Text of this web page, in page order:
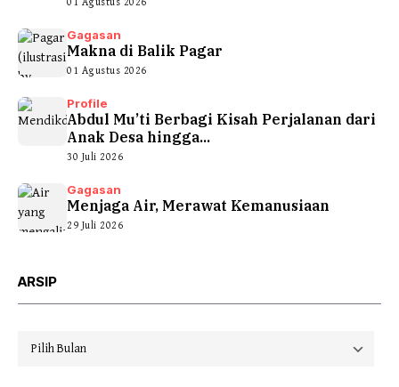
Gagasan
Makna di Balik Pagar
01 Agustus 2026
Profile
Abdul Mu’ti Berbagi Kisah Perjalanan dari
Anak Desa hingga...
30 Juli 2026
Gagasan
Menjaga Air, Merawat Kemanusiaan
29 Juli 2026
ARSIP
Arsip